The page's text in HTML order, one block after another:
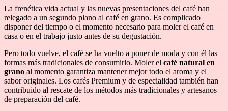
La frenética vida actual y las nuevas presentaciones del café han
relegado a un segundo plano al café en grano. Es complicado
disponer del tiempo o el momento necesario para moler el café en
casa o en el trabajo justo antes de su degustación.
Pero todo vuelve, el café se ha vuelto a poner de moda y con él las
formas más tradicionales de consumirlo. Moler el café natural en
grano al momento garantiza mantener mejor todo el aroma y el
sabor originales. Los cafés Premium y de especialidad también han
contribuido al rescate de los métodos más tradicionales y artesanos
de preparación del café.